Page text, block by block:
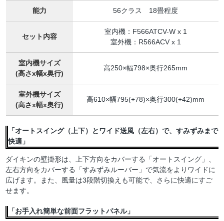
能力 56クラス 18畳程度
セット内容
室内機：F566ATCV-W x 1
室外機：R566ACV x 1
室内機サイズ
(高さx幅x奥行)
高250×幅798×奥行265mm
室外機サイズ
(高さx幅x奥行)
高610×幅795(+78)×奥行300(+42)mm
「オートスイング（上下）とワイド送風（左右）で、すみずみまで
快適」
ダイキンの壁掛形は、上下方向をカバーする「オートスイング」、
左右方向をカバーする「すみずみルーバー」で気流をよりワイドに
広げます。また、風量は3段階切換えも可能で、さらに快適にすご
せます。
「お手入れ簡単な前面フラットパネル」